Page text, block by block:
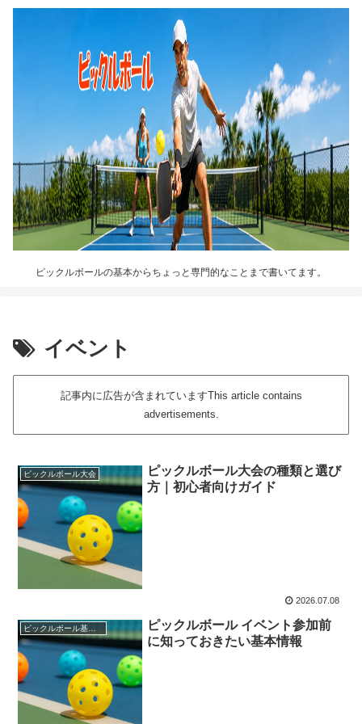
ピックルボールの基本からちょっと専門的なことまで書いてます。
イベント
記事内に広告が含まれていますThis article contains
advertisements.
ピックルボール大会
ピックルボール大会の種類と選び
方｜初心者向けガイド
2026.07.08
ピックルボール基礎知識
ピックルボール イベント参加前
に知っておきたい基本情報